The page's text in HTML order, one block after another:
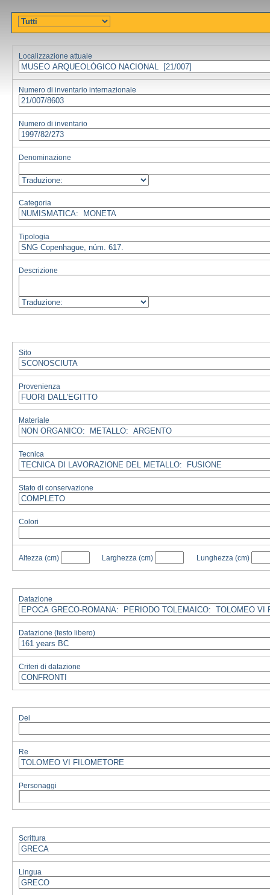
Localizzazione attuale
Numero di inventario internazionale
Numero di inventario
Denominazione
Categoria
Tipologia
Descrizione
Sito
Provenienza
Materiale
Tecnica
Stato di conservazione
Colori
Altezza (cm) Larghezza (cm) Lunghezza (cm)
Datazione
Datazione (testo libero)
Criteri di datazione
Dei
Re
Personaggi
Scrittura
Lingua